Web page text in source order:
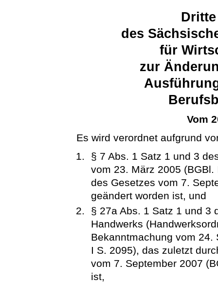
des
für
zur
Vom
Es wird verordnet aufgrund
§ 7 Abs. 1 Satz 1 und 3
vom 23. März 2005
des Gesetzes vom 7.
geändert worden ist, und
§ 27a Abs. 1 Satz 1 und 3
Handwerks
Bekanntmachung vom 24.
I S. 2095), das zuletzt
vom 7. September 2007
ist,